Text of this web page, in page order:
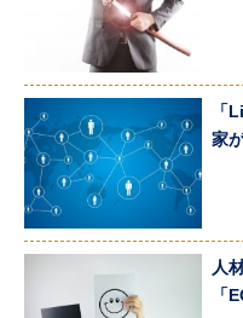
「
家
人
「